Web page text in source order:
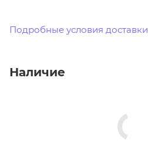
Подробные условия доставки
Наличие